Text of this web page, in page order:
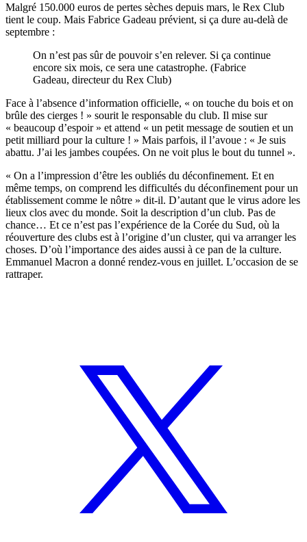
Malgré 150.000 euros de pertes sèches depuis mars, le Rex Club
tient le coup. Mais Fabrice Gadeau prévient, si ça dure au-delà de
septembre :
On n’est pas sûr de pouvoir s’en relever. Si ça continue
encore six mois, ce sera une catastrophe. (Fabrice
Gadeau, directeur du Rex Club)
Face à l’absence d’information officielle, « on touche du bois et on
brûle des cierges ! » sourit le responsable du club. Il mise sur
« beaucoup d’espoir » et attend « un petit message de soutien et un
petit milliard pour la culture ! » Mais parfois, il l’avoue : « Je suis
abattu. J’ai les jambes coupées. On ne voit plus le bout du tunnel ».
« On a l’impression d’être les oubliés du déconfinement. Et en
même temps, on comprend les difficultés du déconfinement pour un
établissement comme le nôtre » dit-il. D’autant que le virus adore les
lieux clos avec du monde. Soit la description d’un club. Pas de
chance… Et ce n’est pas l’expérience de la Corée du Sud, où la
réouverture des clubs est à l’origine d’un cluster, qui va arranger les
choses. D’où l’importance des aides aussi à ce pan de la culture.
Emmanuel Macron a donné rendez-vous en juillet. L’occasion de se
rattraper. ​​